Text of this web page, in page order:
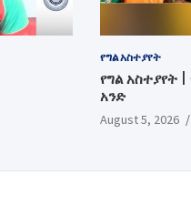
የግል አስተያየት
የግል አስተያየት |
አንድ
August 5, 2026